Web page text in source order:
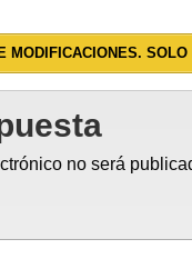
MODIFICACIONES.
no será